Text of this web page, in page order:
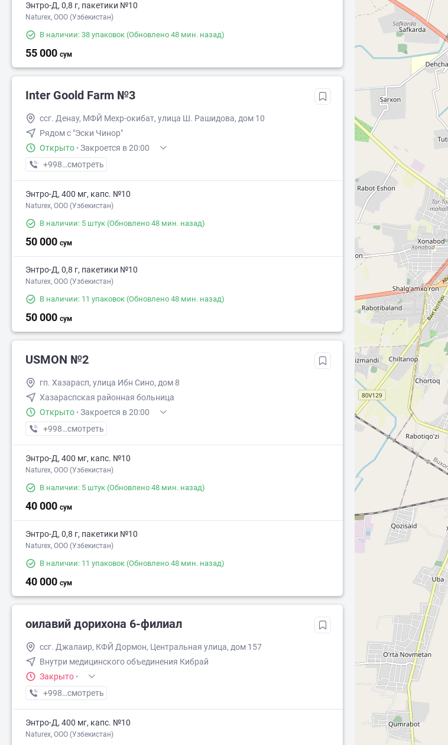
Энтро-Д, 0,8 г, пакетики №10
Naturex, OOO (Узбекистан)
В наличии: 38 упаковок (Обновлено 48 мин. назад)
55 000 сум
Inter Goold Farm №3
ссг. Денау, МФЙ Мехр-окибат, улица Ш. Рашидова, дом 10
Рядом с "Эски Чинор"
Открыто · Закроется в 20:00
+998 (97) XXX-XX-XX
смотреть
Энтро-Д, 400 мг, капс. №10
Naturex, OOO (Узбекистан)
В наличии: 5 штук (Обновлено 48 мин. назад)
50 000 сум
Энтро-Д, 0,8 г, пакетики №10
Naturex, OOO (Узбекистан)
В наличии: 11 упаковок (Обновлено 48 мин. назад)
50 000 сум
USMON №2
гп. Хазарасп, улица Ибн Сино, дом 8
Хазараспская районная больница
Открыто · Закроется в 20:00
+998 (93) XXX-XX-XX
смотреть
Энтро-Д, 400 мг, капс. №10
Naturex, OOO (Узбекистан)
В наличии: 5 штук (Обновлено 48 мин. назад)
40 000 сум
Энтро-Д, 0,8 г, пакетики №10
Naturex, OOO (Узбекистан)
В наличии: 11 упаковок (Обновлено 48 мин. назад)
40 000 сум
оилавий дорихона 6-филиал
ссг. Джалаир, КФЙ Дормон, Центральная улица, дом 157
Внутри медицинского объединения Кибрай
Закрыто ·
+998 (87) XXX-XX-XX
смотреть
Энтро-Д, 400 мг, капс. №10
Naturex, OOO (Узбекистан)